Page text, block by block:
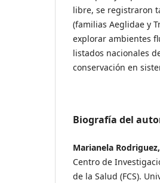
libre, se registraron
(familias Aeglidae y
explorar ambientes
listados nacionales
conservación en
Biografía del
Marianela
Centro de
de la Salud (FCS).